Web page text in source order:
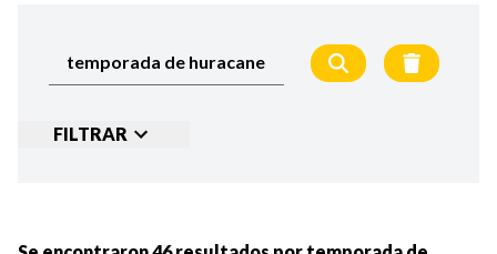
FILTRAR
MÁS RECIENTES